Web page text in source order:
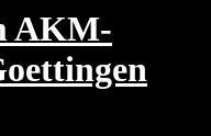
AKM-